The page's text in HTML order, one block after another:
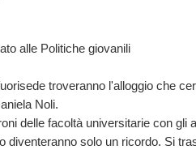
alle Politiche giovanili
troveranno l'alloggio che
Noli.
delle facoltà universitarie con gli
diventeranno solo un ricordo. Si